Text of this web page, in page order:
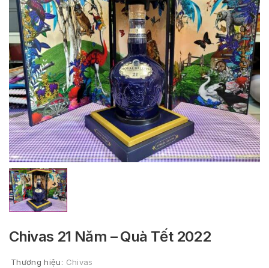
Chivas 21 Năm – Quà Tết 2022
Thương hiệu: Chivas